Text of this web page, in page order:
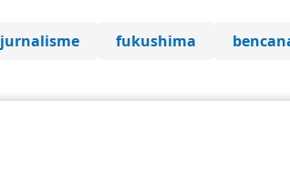
jurnalisme fukushima